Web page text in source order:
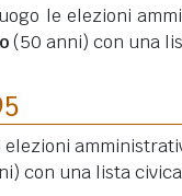
le elezioni
(50 anni) con una
elezioni
con una lista